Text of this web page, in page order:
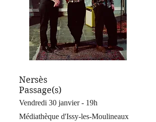
Nersès
Passage(s)
Vendredi 30 janvier - 19h
Médiathèque d'Issy-les-Moulineaux